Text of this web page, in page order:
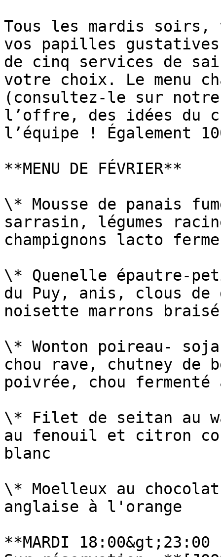
Tous les mardis
vos papilles gustatives
de cinq services de
votre choix. Le menu
(consultez-le sur
l’offre, des idées du
l’équipe ! Également
**MENU DE FÉVRIER**
\* Mousse de panais
sarrasin, légumes
champignons lacto
\* Quenelle épautre-
du Puy, anis, clous
noisette marrons
\* Wonton poireau-
chou rave, chutney de
poivrée, chou fermenté
\* Filet de seitan au
au fenouil et citron
blanc
\* Moelleux au
anglaise à l'orange
**MARDI 18:00&gt;23:00